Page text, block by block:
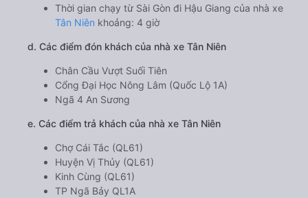
Thời gian chạy từ Sài Gòn đi Hậu Giang của nhà xe
Tân Niên khoảng: 4 giờ
d. Các điểm đón khách của nhà xe Tân Niên
Chân Cầu Vượt Suối Tiên
Cổng Đại Học Nông Lâm (Quốc Lộ 1A)
Ngã 4 An Sương
e. Các điểm trả khách của nhà xe Tân Niên
Chợ Cái Tắc (QL61)
Huyện Vị Thủy (QL61)
Kinh Cùng (QL61)
TP Ngã Bảy QL1A